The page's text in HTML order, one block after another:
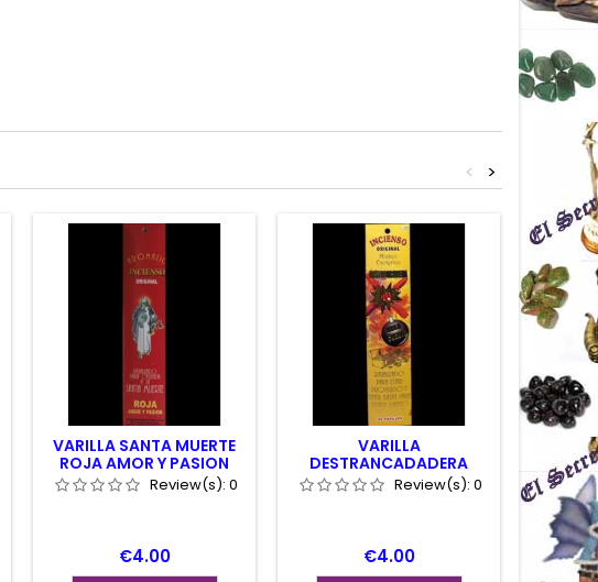
>
<
VARILLA SANTA MUERTE
ROJA AMOR Y PASION
Review(s): 0
Price
€4.00
VARILLA
DESTRANCADADERA
Review(s): 0
Price
€4.00